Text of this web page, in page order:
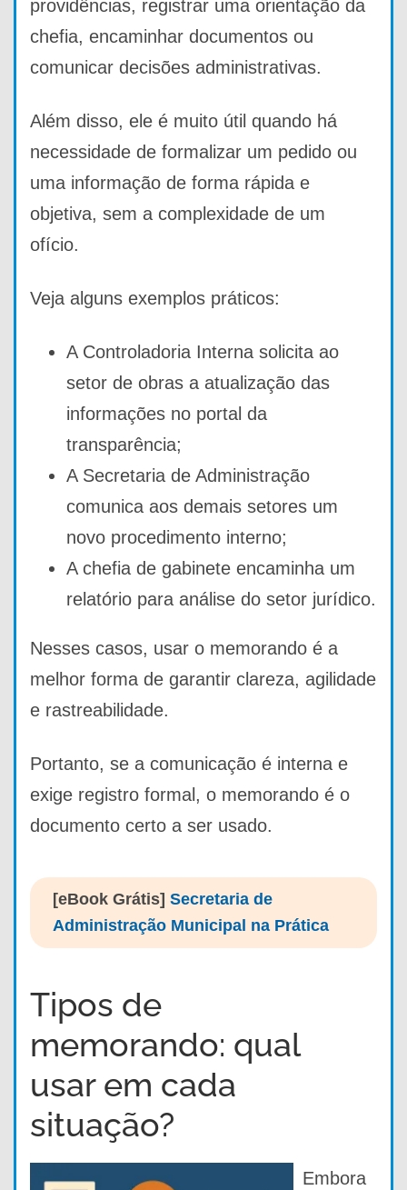
providências, registrar uma orientação da
chefia, encaminhar documentos ou
comunicar decisões administrativas.
Além disso, ele é muito útil quando há
necessidade de formalizar um pedido ou
uma informação de forma rápida e
objetiva, sem a complexidade de um
ofício.
Veja alguns exemplos práticos:
A Controladoria Interna solicita ao
setor de obras a atualização das
informações no portal da
transparência;
A Secretaria de Administração
comunica aos demais setores um
novo procedimento interno;
A chefia de gabinete encaminha um
relatório para análise do setor jurídico.
Nesses casos, usar o memorando é a
melhor forma de garantir clareza, agilidade
e rastreabilidade.
Portanto, se a comunicação é interna e
exige registro formal, o memorando é o
documento certo a ser usado.
[eBook Grátis] Secretaria de
Administração Municipal na Prática
Tipos de
memorando: qual
usar em cada
situação?
Embora